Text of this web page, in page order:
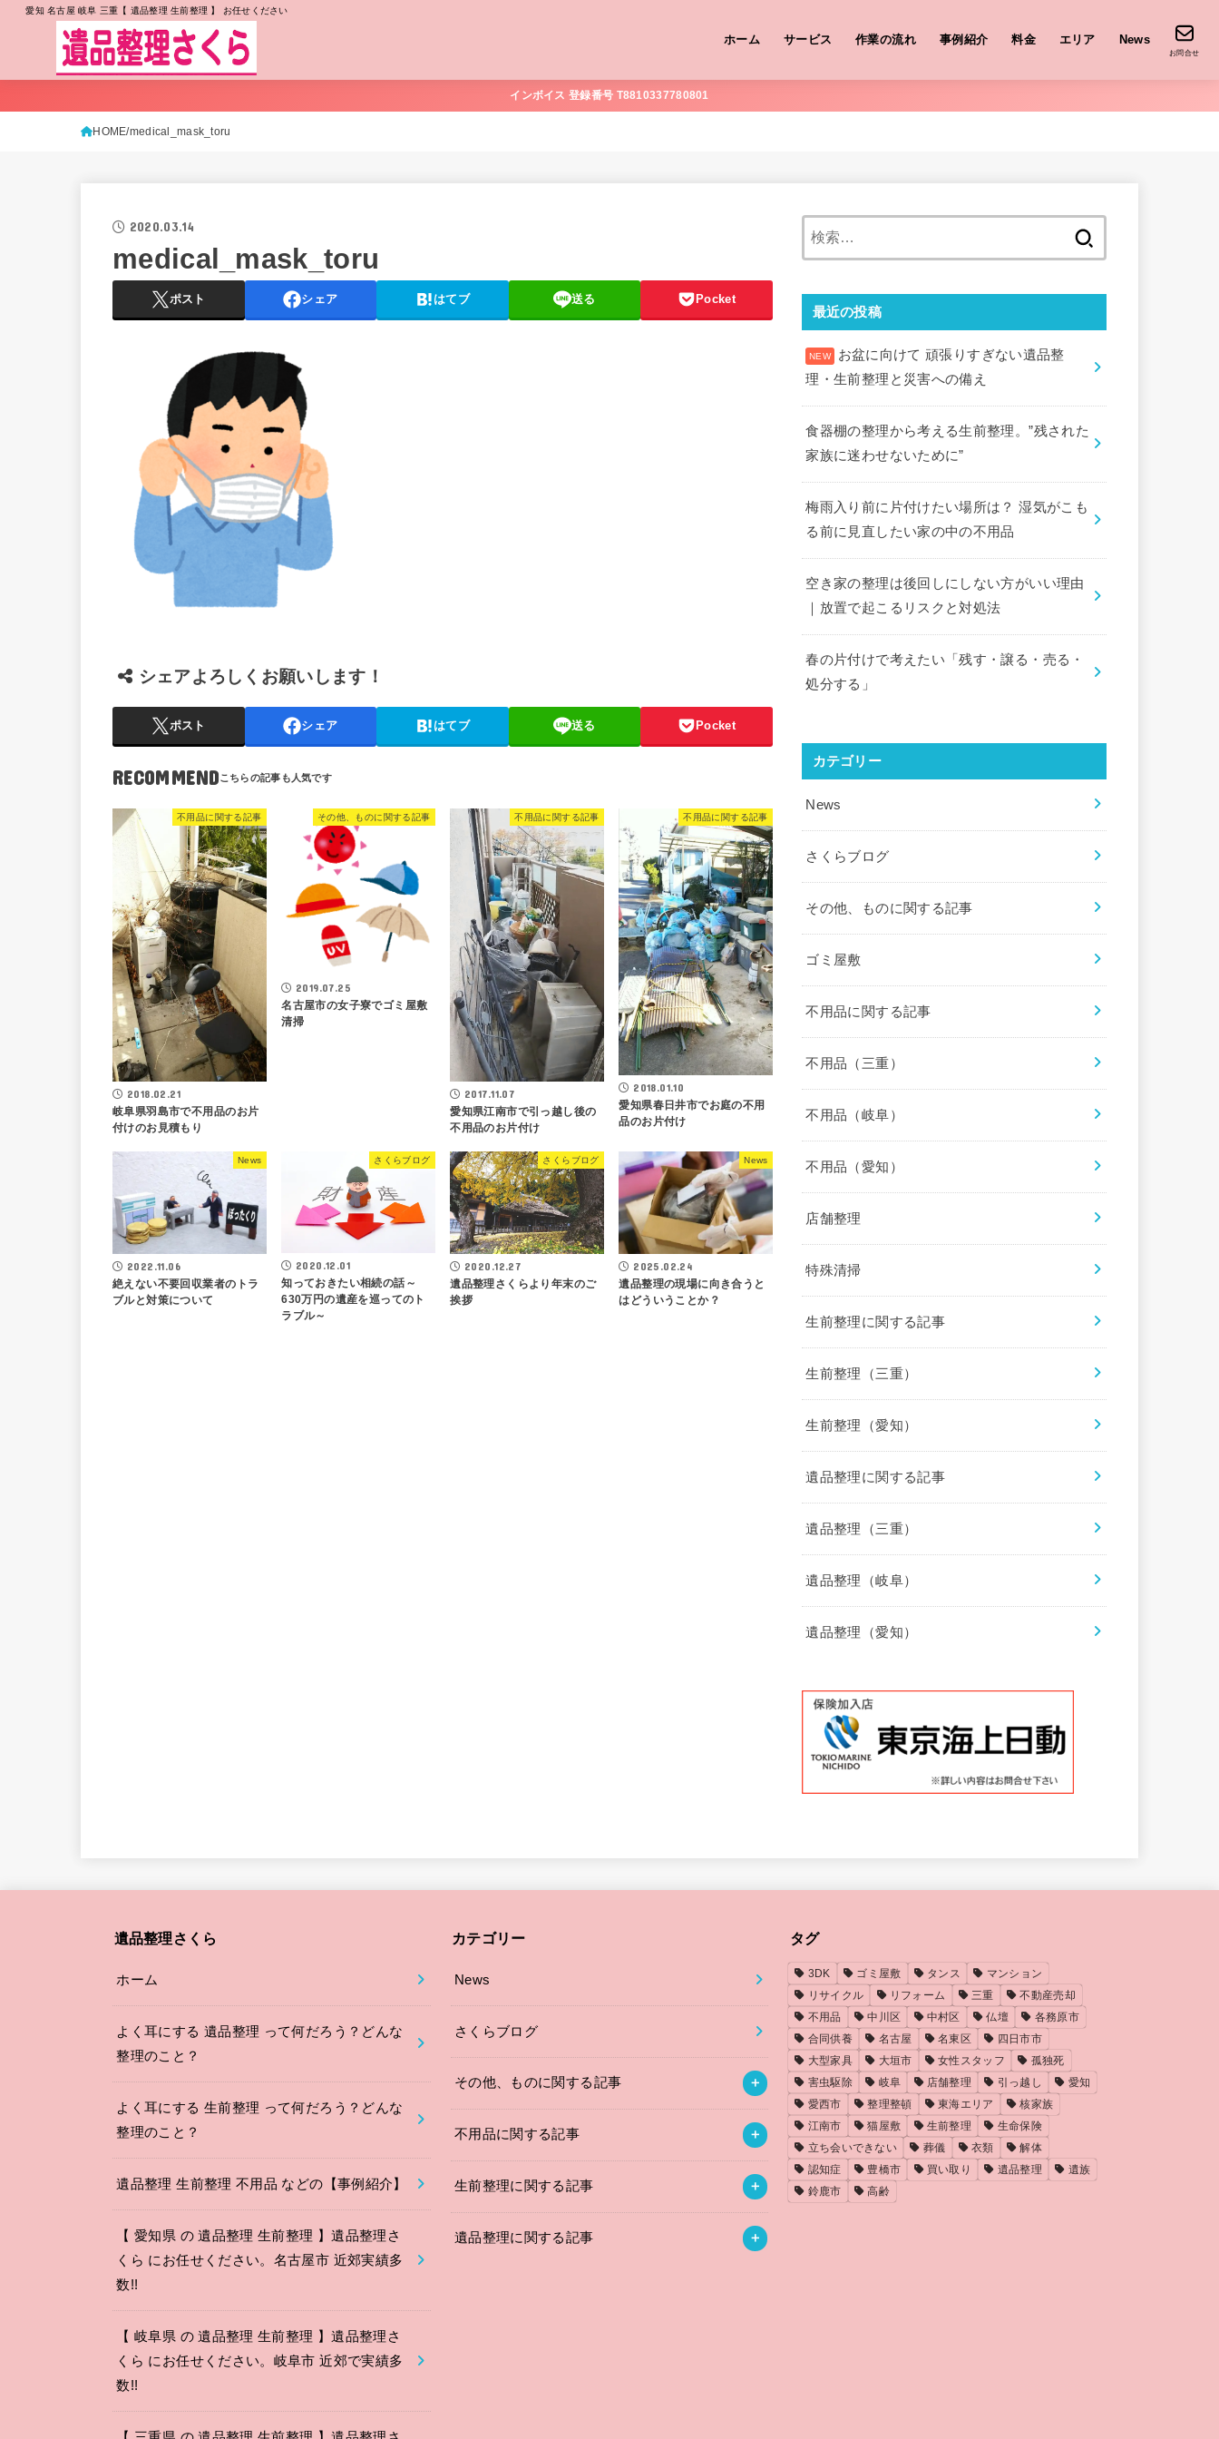
愛知 名古屋 岐阜 三重【 遺品整理 生前整理 】 お任せください
ホーム サービス 作業の流れ 事例紹介 料金 エリア News
お問合せ
インボイス 登録番号 T8810337780801
HOME medical_mask_toru
2020.03.14
medical_mask_toru
ポスト シェア はてブ 送る Pocket
シェアよろしくお願いします！
ポスト シェア はてブ 送る Pocket
RECOMMEND
不用品に関する記事
2018.02.21
岐阜県羽島市で不用品のお片
付けのお見積もり
その他、ものに関する記事
2019.07.25
名古屋市の女子寮でゴミ屋敷
清掃
不用品に関する記事
2017.11.07
愛知県江南市で引っ越し後の
不用品のお片付け
不用品に関する記事
2018.01.10
愛知県春日井市でお庭の不用
品のお片付け
News
2022.11.06
絶えない不要回収業者のトラ
ブルと対策について
さくらブログ
2020.12.01
知っておきたい相続の話～
630万円の遺産を巡ってのト
ラブル～
さくらブログ
2020.12.27
遺品整理さくらより年末のご
挨拶
News
2025.02.24
遺品整理の現場に向き合うと
はどういうことか？
最近の投稿
お盆に向けて 頑張りすぎない遺品整
理・生前整理と災害への備え
食器棚の整理から考える生前整理。”残された
家族に迷わせないために”
梅雨入り前に片付けたい場所は？ 湿気がこも
る前に見直したい家の中の不用品
空き家の整理は後回しにしない方がいい理由
｜放置で起こるリスクと対処法
春の片付けで考えたい「残す・譲る・売る・
処分する」
カテゴリー
News
さくらブログ
その他、ものに関する記事
ゴミ屋敷
不用品に関する記事
不用品（三重）
不用品（岐阜）
不用品（愛知）
店舗整理
特殊清掃
生前整理に関する記事
生前整理（三重）
生前整理（愛知）
遺品整理に関する記事
遺品整理（三重）
遺品整理（岐阜）
遺品整理（愛知）
遺品整理さくら
ホーム
よく耳にする 遺品整理 って何だろう？どんな
整理のこと？
よく耳にする 生前整理 って何だろう？どんな
整理のこと？
遺品整理 生前整理 不用品 などの【事例紹介】
【 愛知県 の 遺品整理 生前整理 】遺品整理さ
くら にお任せください。名古屋市 近郊実績多
数!!
【 岐阜県 の 遺品整理 生前整理 】遺品整理さ
くら にお任せください。岐阜市 近郊で実績多
数!!
カテゴリー
News
さくらブログ
その他、ものに関する記事
不用品に関する記事
生前整理に関する記事
遺品整理に関する記事
タグ
3DK ゴミ屋敷 タンス
マンション
リサイクル
リフォーム 三重
不動産売却
不用品
中川区 中村区 仏壇
各務原市
合同供養
名古屋 名東区
四日市市
大型家具
大垣市 女性スタッフ
孤独死
害虫駆除
岐阜 店舗整理 引っ越し
愛知
愛西市
整理整頓 東海エリア
核家族
江南市
猫屋敷 生前整理
生命保険
立ち会いできない
葬儀 衣類
解体
認知症
豊橋市 買い取り 遺品整理
遺族
鈴鹿市
高齢